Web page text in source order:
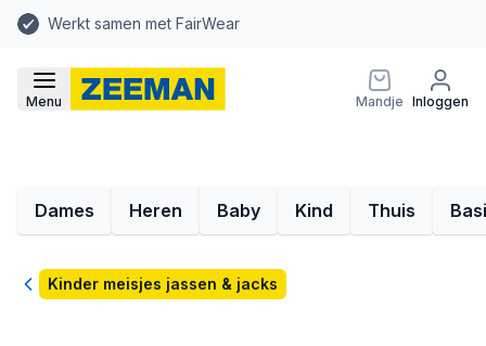
Werkt samen met FairWear
Menu Mandje Inloggen
Dames Heren Baby Kind Thuis
TerugKinder meisjes jassen & jacks